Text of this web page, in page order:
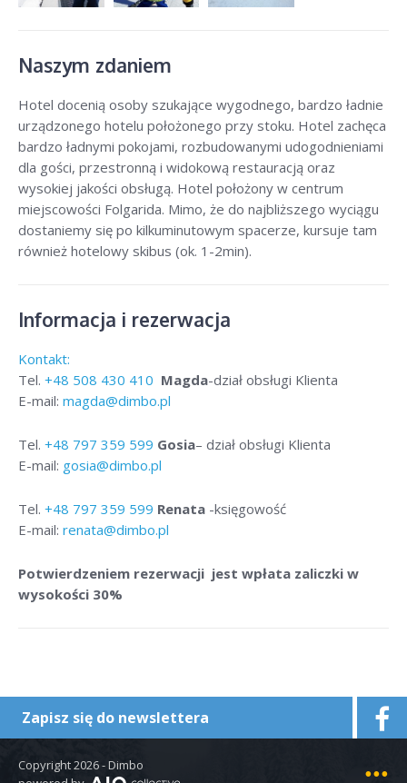
Naszym zdaniem
Hotel docenią osoby szukające wygodnego, bardzo ładnie
urządzonego hotelu położonego przy stoku. Hotel zachęca
bardzo ładnymi pokojami, rozbudowanymi udogodnieniami
dla gości, przestronną i widokową restauracją oraz
wysokiej jakości obsługą. Hotel położony w centrum
miejscowości Folgarida. Mimo, że do najbliższego wyciągu
dostaniemy się po kilkuminutowym spacerze, kursuje tam
również hotelowy skibus (ok. 1-2min).
Informacja i rezerwacja
Kontakt:
Tel. +48 508 430 410 Magda-dział obsługi Klienta
E-mail: magda@dimbo.pl
Tel. +48 797 359 599 Gosia– dział obsługi Klienta
E-mail: gosia@dimbo.pl
Tel. +48 797 359 599 Renata -księgowość
E-mail: renata@dimbo.pl
Potwierdzeniem rezerwacji jest wpłata zaliczki w
wysokości 30%
Zapisz się do newslettera
Copyright 2026 - Dimbo